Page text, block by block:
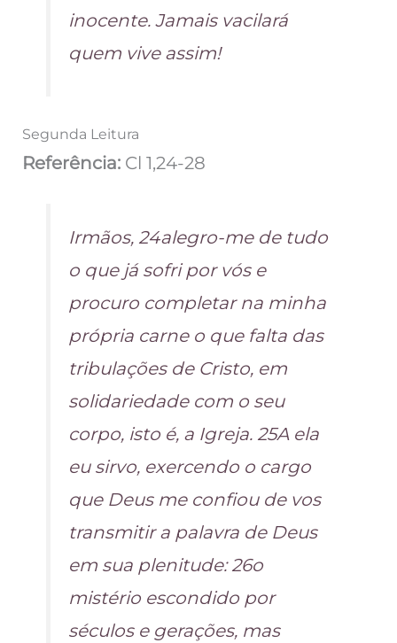
inocente. Jamais vacilará
quem vive assim!
Segunda Leitura
Referência: Cl 1,24-28
Irmãos, 24alegro-me de tudo
o que já sofri por vós e
procuro completar na minha
própria carne o que falta das
tribulações de Cristo, em
solidariedade com o seu
corpo, isto é, a Igreja. 25A ela
eu sirvo, exercendo o cargo
que Deus me confiou de vos
transmitir a palavra de Deus
em sua plenitude: 26o
mistério escondido por
séculos e gerações, mas